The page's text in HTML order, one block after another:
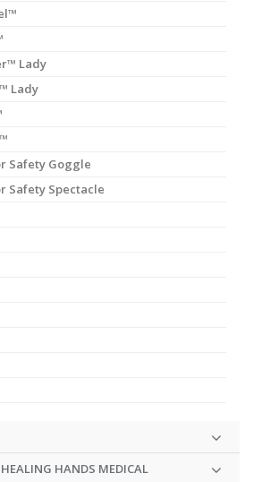
Lady
Lady
Safety Goggle
Safety Spectacle
HEALING HANDS MEDICAL